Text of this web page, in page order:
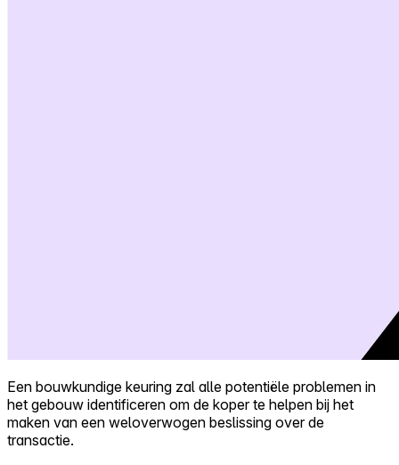
Een bouwkundige keuring zal alle potentiële problemen in
het gebouw identificeren om de koper te helpen bij het
maken van een weloverwogen beslissing over de
transactie.